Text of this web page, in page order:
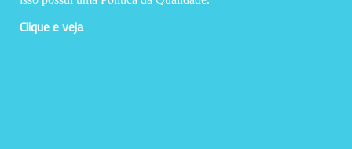
Clique e veja